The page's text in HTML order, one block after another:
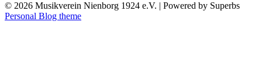
© 2026 Musikverein Nienborg 1924 e.V. | Powered by Superbs
Personal Blog theme